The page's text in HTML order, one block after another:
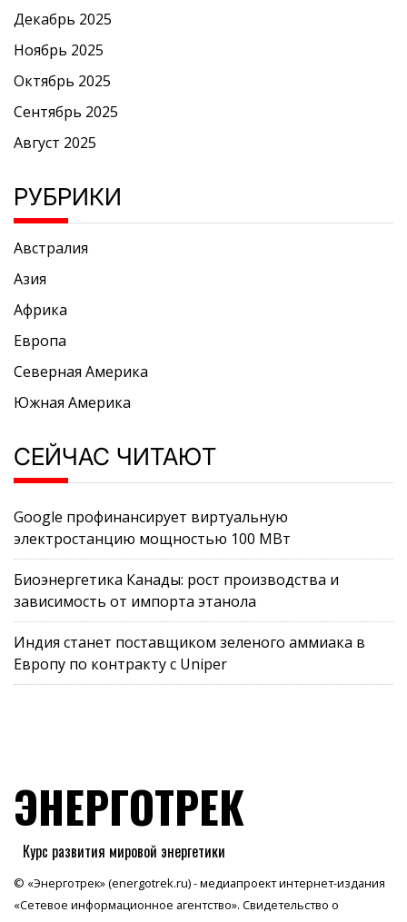
Декабрь 2025
Ноябрь 2025
Октябрь 2025
Сентябрь 2025
Август 2025
РУБРИКИ
Австралия
Азия
Африка
Европа
Северная Америка
Южная Америка
СЕЙЧАС ЧИТАЮТ
Google профинансирует виртуальную
электростанцию мощностью 100 МВт
Биоэнергетика Канады: рост производства и
зависимость от импорта этанола
Индия станет поставщиком зеленого аммиака в
Европу по контракту с Uniper
ЭНЕРГОТРЕК
Курс развития мировой энергетики
© «Энерготрек» (energotrek.ru) - медиапроект интернет-издания
«Сетевое информационное агентство». Свидетельство о